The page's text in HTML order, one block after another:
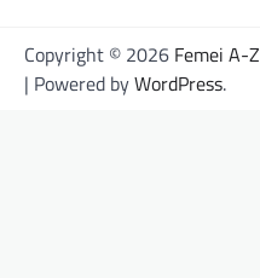
Copyright © 2026 Femei A-Z
| Powered byWordPress.